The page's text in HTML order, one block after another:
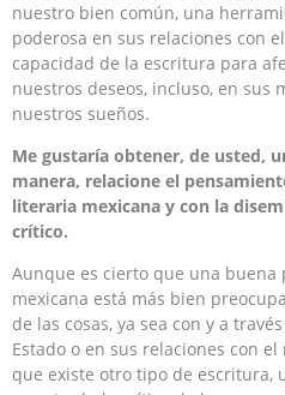
nuestro bien común, una
poderosa en sus relaciones con
capacidad de la escritura para
nuestros deseos, incluso, en sus
nuestros sueños.
Me gustaría obtener, de usted,
manera, relacione el
literaria mexicana y con la
crítico.
Aunque es cierto que una
mexicana está más bien
de las cosas, ya sea con y a
Estado o en sus relaciones con
que existe otro tipo de escritura,